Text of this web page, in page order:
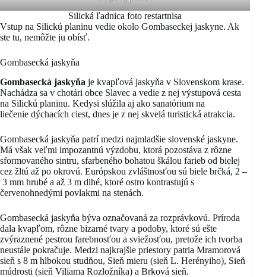
Silická ľadnica foto restartnisa
Vstup na Silickú planinu vedie okolo Gombaseckej jaskyne. Ak
ste tu, nemôžte ju obísť.
Gombasecká jaskyňa
Gombasecká jaskyňa je kvapľová jaskyňa v Slovenskom krase.
Nachádza sa v chotári obce Slavec a vedie z nej výstupová cesta
na Silickú planinu. Kedysi slúžila aj ako sanatórium na
liečenie dýchacích ciest, dnes je z nej skvelá turistická atrakcia.
Gombasecká jaskyňa patrí medzi najmladšie slovenské jaskyne.
Má však veľmi impozantnú výzdobu, ktorá pozostáva z rôzne
sformovaného sintru, sfarbeného bohatou škálou farieb od bielej
cez žltú až po okrovú. Európskou zvláštnosťou sú biele brčká, 2 –
3 mm hrubé a až 3 m dlhé, ktoré ostro kontrastujú s
červenohnedými povlakmi na stenách.
Gombasecká jaskyňa býva označovaná za rozprávkovú. Príroda
dala kvapľom, rôzne bizarné tvary a podoby, ktoré sú ešte
zvýraznené pestrou farebnosťou a sviežosťou, pretože ich tvorba
neustále pokračuje. Medzi najkrajšie priestory patria Mramorová
sieň s 8 m hlbokou studňou, Sieň mieru (sieň L. Herényiho), Sieň
múdrosti (sieň Viliama Rozložníka) a Brková sieň.